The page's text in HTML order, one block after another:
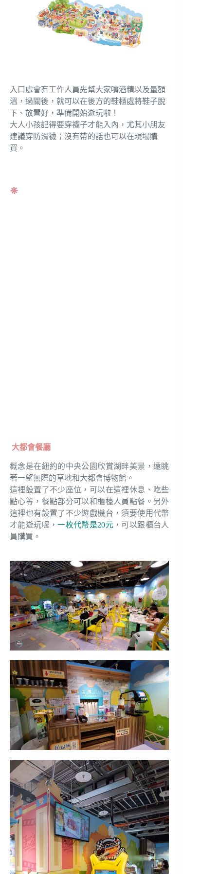
入口處會有工作人員先幫大家噴酒精以及量額
溫，過關後，就可以在後方的鞋櫃處將鞋子脫
下、放置好，準備開始遊玩啦！
大人小孩記得要穿襪子才能入內，尤其小朋友
建議穿防滑襪；沒有帶的話也可以在現場購
買。
大都會餐廳
概念是在紐約的中央公園欣賞湖畔美景，遠眺
著一望無際的草地和大都會博物館。
這裡設置了不少座位，可以在這裡休息、吃些
點心等，餐點部分可以和櫃檯人員點餐。另外
這裡也有設置了不少遊戲機台，須要使用代幣
才能遊玩喔，一枚代幣是20元 ，可以跟櫃台人
員購買。